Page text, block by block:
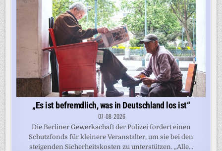
„Es ist befremdlich, was in Deutschland los ist“
07-08-2026
Die Berliner Gewerkschaft der Polizei fordert einen
Schutzfonds für kleinere Veranstalter, um sie bei den
steigenden Sicherheitskosten zu unterstützen. „Alle...